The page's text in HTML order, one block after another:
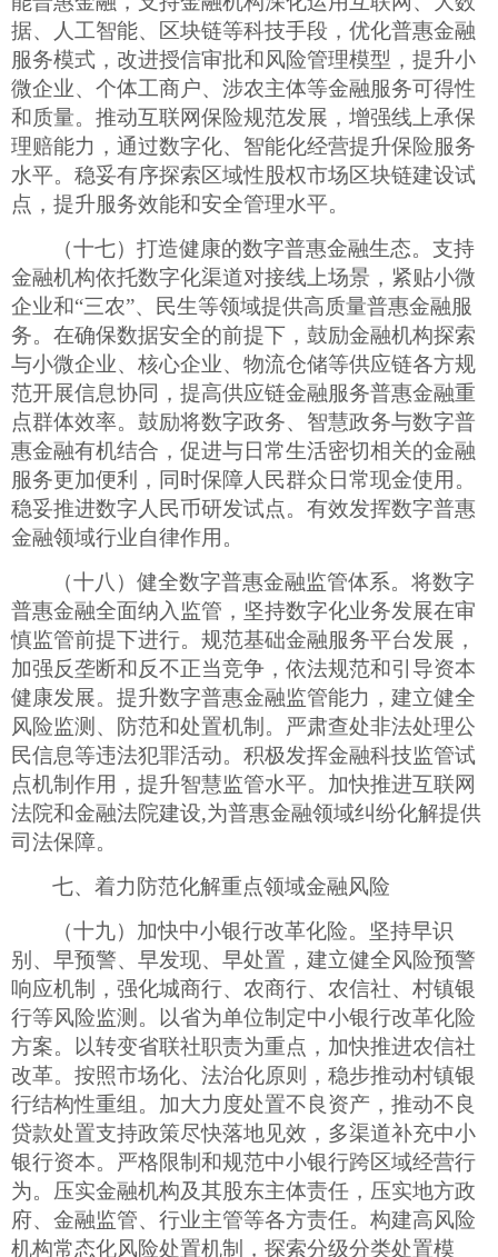
据、人工智能、区块链等科技手段，优化普惠金融
服务模式，改进授信审批和风险管理模型，提升小
微企业、个体工商户、涉农主体等金融服务可得性
和质量。推动互联网保险规范发展，增强线上承保
理赔能力，通过数字化、智能化经营提升保险服务
水平。稳妥有序探索区域性股权市场区块链建设试
点，提升服务效能和安全管理水平。
（十七）打造健康的数字普惠金融生态。支持
金融机构依托数字化渠道对接线上场景，紧贴小微
企业和“三农”、民生等领域提供高质量普惠金融服
务。在确保数据安全的前提下，鼓励金融机构探索
与小微企业、核心企业、物流仓储等供应链各方规
范开展信息协同，提高供应链金融服务普惠金融重
点群体效率。鼓励将数字政务、智慧政务与数字普
惠金融有机结合，促进与日常生活密切相关的金融
服务更加便利，同时保障人民群众日常现金使用。
稳妥推进数字人民币研发试点。有效发挥数字普惠
金融领域行业自律作用。
（十八）健全数字普惠金融监管体系。将数字
普惠金融全面纳入监管，坚持数字化业务发展在审
慎监管前提下进行。规范基础金融服务平台发展，
加强反垄断和反不正当竞争，依法规范和引导资本
健康发展。提升数字普惠金融监管能力，建立健全
风险监测、防范和处置机制。严肃查处非法处理公
民信息等违法犯罪活动。积极发挥金融科技监管试
点机制作用，提升智慧监管水平。加快推进互联网
法院和金融法院建设,为普惠金融领域纠纷化解提供
司法保障。
七、着力防范化解重点领域金融风险
（十九）加快中小银行改革化险。坚持早识
别、早预警、早发现、早处置，建立健全风险预警
响应机制，强化城商行、农商行、农信社、村镇银
行等风险监测。以省为单位制定中小银行改革化险
方案。以转变省联社职责为重点，加快推进农信社
改革。按照市场化、法治化原则，稳步推动村镇银
行结构性重组。加大力度处置不良资产，推动不良
贷款处置支持政策尽快落地见效，多渠道补充中小
银行资本。严格限制和规范中小银行跨区域经营行
为。压实金融机构及其股东主体责任，压实地方政
府、金融监管、行业主管等各方责任。构建高风险
机构常态化风险处置机制，探索分级分类处置模